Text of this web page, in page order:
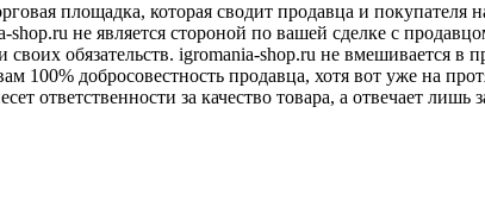
площадка, которая сводит продавца и
не является стороной по вашей сделке с
обязательств. igromania-shop.ru не вмешивается
100% добросовестность продавца, хотя вот уже на
ответственности за качество товара, а отвечает